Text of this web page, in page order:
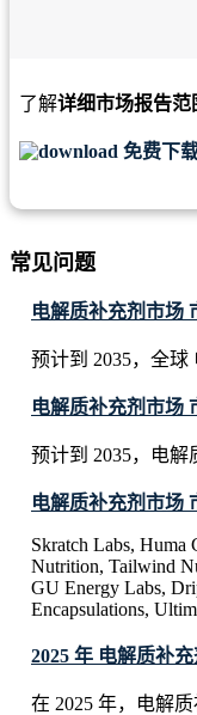
了解详细市场报告范
免费下
常见问题
电解质补充剂市场
预计到 2035，全
电解质补充剂市场
预计到 2035，电
电解质补充剂市场
Skratch Labs,
Nutrition, Tailwind
GU Energy Labs,
Encapsulations,
2025 年 电解质补
在 2025 年，电解